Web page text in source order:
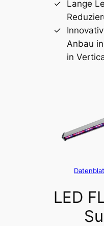
Lange
Anbau
in
LED